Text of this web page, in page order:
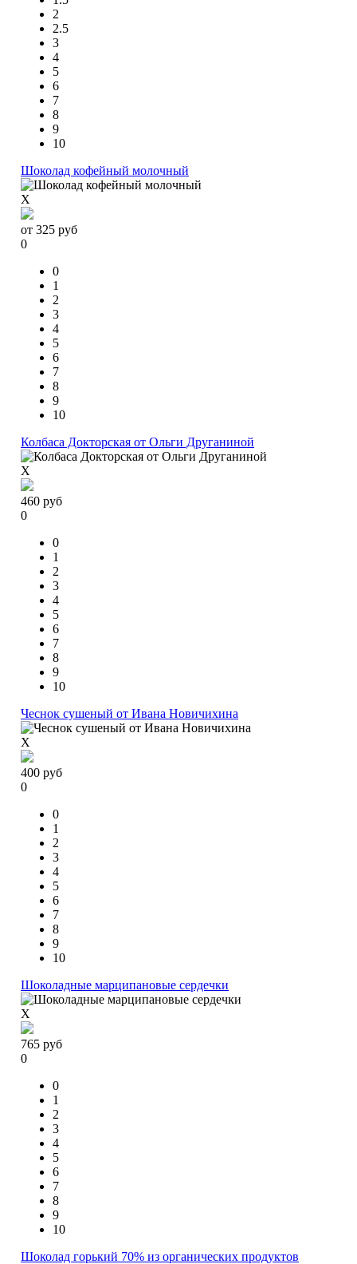
2
2.5
3
4
5
6
7
8
9
10
Шоколад кофейный молочный
X
от 325 руб
0
0
1
2
3
4
5
6
7
8
9
10
Колбаса Докторская от Ольги Друганиной
X
460 руб
0
0
1
2
3
4
5
6
7
8
9
10
Чеснок сушеный от Ивана Новичихина
X
400 руб
0
0
1
2
3
4
5
6
7
8
9
10
Шоколадные марципановые сердечки
X
765 руб
0
0
1
2
3
4
5
6
7
8
9
10
Шоколад горький 70% из органических продуктов